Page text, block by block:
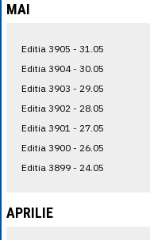
MAI
Editia 3905 - 31.05
Editia 3904 - 30.05
Editia 3903 - 29.05
Editia 3902 - 28.05
Editia 3901 - 27.05
Editia 3900 - 26.05
Editia 3899 - 24.05
APRILIE